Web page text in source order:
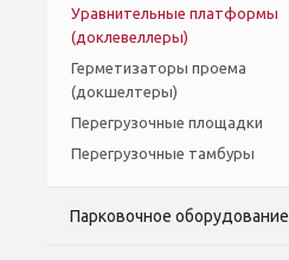
Уравнительные платформы
(доклевеллеры)
Герметизаторы проема
(докшелтеры)
Перегрузочные площадки
Перегрузочные тамбуры
Парковочное оборудование